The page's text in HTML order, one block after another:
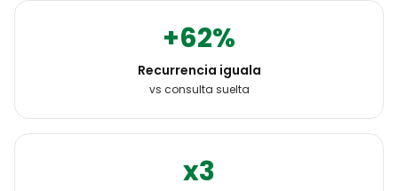
+62%
Recurrencia iguala
vs consulta suelta
x3